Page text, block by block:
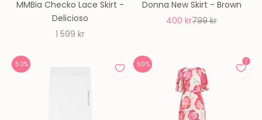
MMBia Checko Lace Skirt -
Delicioso
REA-pris
1 599 kr
Donna New Skirt - Brown
REA-pris
400 krPris
799 kr
50% 50%